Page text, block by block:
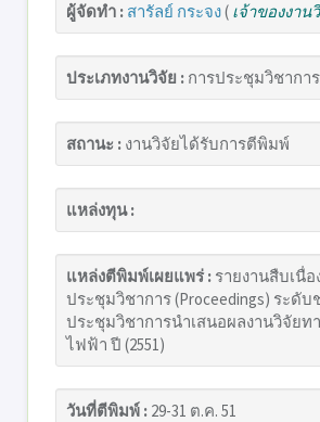
ผู้จัดทำ : สารัลย์ กระจง( เจ้าของงาน
ประเภทงานวิจัย : การประชุมวิชากา
สถานะ : งานวิจัยได้รับการตีพิมพ์
แหล่งทุน :
แหล่งตีพิมพ์เผยแพร่ : รายงานสืบเนื่อ
ประชุมวิชาการ (Proceedings) ระดับ
ประชุมวิชาการนำเสนอผลงานวิจัยท
ไฟฟ้า ปี (2551)
วันที่ตีพิมพ์ : 29-31 ต.ค. 51